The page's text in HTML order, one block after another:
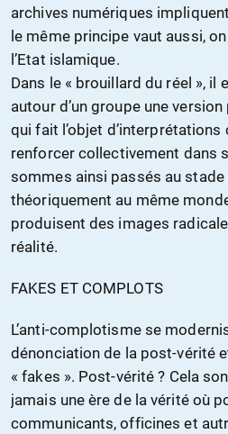
archives numériques
le même principe vaut aussi,
l’Etat islamique.
Dans le « brouillard du réel »,
autour d’un groupe une
qui fait l’objet
renforcer collectivement dans
sommes ainsi passés au stade
théoriquement au même
produisent des images
réalité.
FAKES ET COMPLOTS
L’anti-complotisme se
dénonciation de la post-vérité
« fakes ». Post-vérité ? Cela
jamais une ère de la vérité où
communicants, officines et